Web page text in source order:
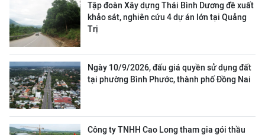
Tập đoàn Xây dựng Thái Bình Dương đề xuất
khảo sát, nghiên cứu 4 dự án lớn tại Quảng
Trị
Ngày 10/9/2026, đấu giá quyền sử dụng đất
tại phường Bình Phước, thành phố Đồng Nai
Công ty TNHH Cao Long tham gia gói thầu